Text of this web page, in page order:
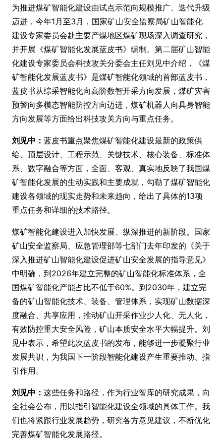
为推进煤矿智能化建设由试点示范向规模推广、迭代升级
迈进，今年1月至3月，国家矿山安全监察局矿山智能化
建设专家委员会赴主要产煤地区煤矿现场深入调查研究，
并开展《煤矿智能化发展蓝皮书》编制。第二届矿山智能
化建设专家委员会科技攻关分委会主任刘见中介绍，《煤
矿智能化发展蓝皮书》是煤矿智能化领域的首部蓝皮书，
蓝皮书从综采智能化向高阶数智开采方向发展，煤矿灾害
预警向多模态智能防控方向迈进，煤矿机器人向具身智能
方向发展等方面给出科技攻关方向与重点任务。
刘见中： 蓝皮书重点聚焦煤矿智能化建设最新的政策供
给、顶层设计、工程示范、关键技术、核心装备、标准体
系、数字融合等方面，全面、客观、真实地反映了我国煤
矿智能化发展的生动实践和主要成就，勾勒了煤矿智能化
建设各领域的现实走势和未来趋向，给出了具体的13项
重点任务和详细的技术路径。
煤矿智能化建设进入加快发展、纵深推进的新阶段。国家
矿山安全监察局、应急管理部等七部门去年印发的《关于
深入推进矿山智能化建设促进矿山安全发展的指导意见》
中明确，到2026年建立完整的矿山智能化标准体系，全
国煤矿智能化产能占比不低于60%。到2030年，建立完
备的矿山智能化技术、装备、管理体系，实现矿山数据深
度融合、共享应用，推动矿山开采作业少人化、无人化，
有效防控重大安全风险，矿山本质安全水平大幅提升。刘
见中表示，希望此次蓝皮书的发布，能够进一步凝聚行业
发展共识，为我国下一阶段智能化建设产生重要推动、指
引作用。
刘见中： 这些任务和路径，作为行业智库的研究成果，向
全社会公布，用以指引智能化建设全领域的具体工作。我
们也将紧跟行业发展趋势，研究各方意见建议，不断优化
完善煤矿智能化发展路径。